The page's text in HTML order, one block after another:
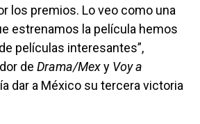
los premios. Lo veo como una
estrenamos la película hemos
películas interesantes”,
de Drama/Mexy Voy a
dar a México su tercera victoria